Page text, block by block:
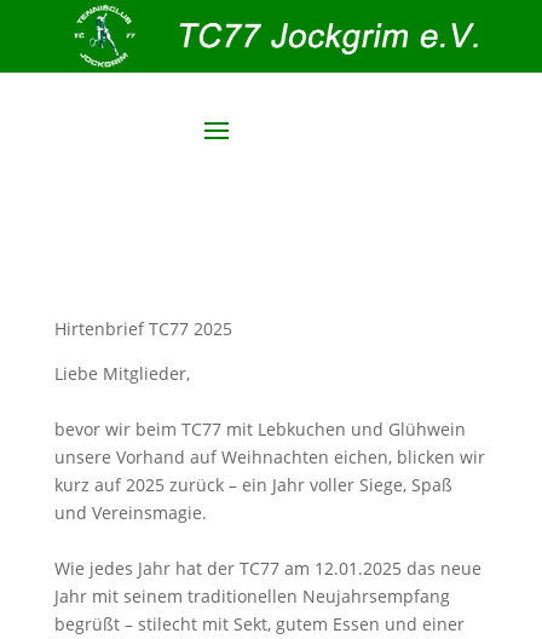
Hirtenbrief TC77 2025
Liebe Mitglieder,
bevor wir beim TC77 mit Lebkuchen und Glühwein
unsere Vorhand auf Weihnachten eichen, blicken wir
kurz auf 2025 zurück – ein Jahr voller Siege, Spaß
und Vereinsmagie.
Wie jedes Jahr hat der TC77 am 12.01.2025 das neue
Jahr mit seinem traditionellen Neujahrsempfang
begrüßt – stilecht mit Sekt, gutem Essen und einer